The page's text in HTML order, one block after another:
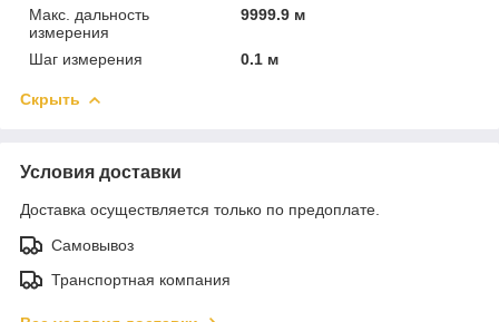
Макс. дальность
измерения
9999.9 м
Шаг измерения 0.1 м
Скрыть
Условия доставки
Доставка осуществляется только по предоплате.
Самовывоз
Транспортная компания